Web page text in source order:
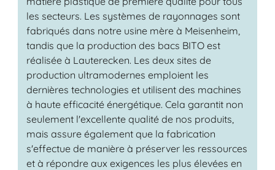
les secteurs. Les systèmes de rayonnages sont
fabriqués dans notre usine mère à Meisenheim,
tandis que la production des bacs BITO est
réalisée à Lauterecken. Les deux sites de
production ultramodernes emploient les
dernières technologies et utilisent des machines
à haute efficacité énergétique. Cela garantit non
seulement l'excellente qualité de nos produits,
mais assure également que la fabrication
s'effectue de manière à préserver les ressources
et à répondre aux exigences les plus élevées en